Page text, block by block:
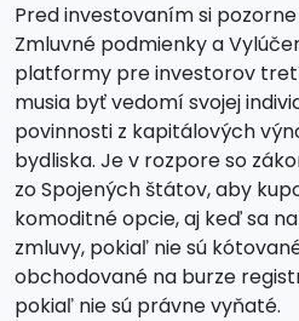
Pred investovaním si
Zmluvné podmienky a
platformy pre investorov
musia byť vedomí svojej
povinnosti z kapitálových
bydliska. Je v rozpore so
zo Spojených štátov, aby
komoditné opcie, aj keď sa
zmluvy, pokiaľ nie sú
obchodované na burze
pokiaľ nie sú právne vyňaté.